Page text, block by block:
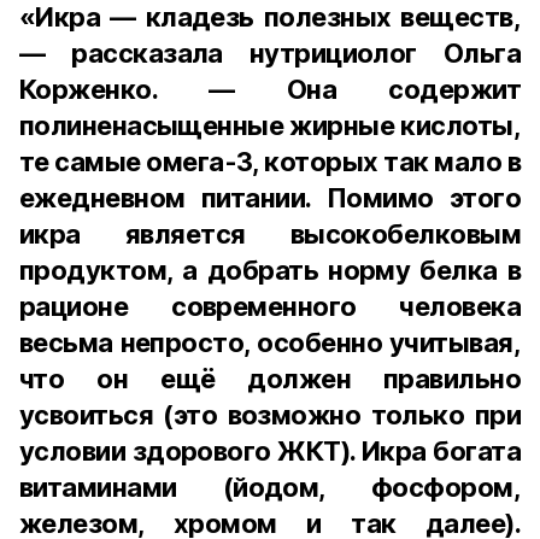
«Икра — кладезь полезных веществ,
— рассказала нутрициолог Ольга
Корженко. — Она содержит
полиненасыщенные жирные кислоты,
те самые омега-3, которых так мало в
ежедневном питании. Помимо этого
икра является высокобелковым
продуктом, а добрать норму белка в
рационе современного человека
весьма непросто, особенно учитывая,
что он ещё должен правильно
усвоиться (это возможно только при
условии здорового ЖКТ). Икра богата
витаминами (йодом, фосфором,
железом, хромом и так далее).